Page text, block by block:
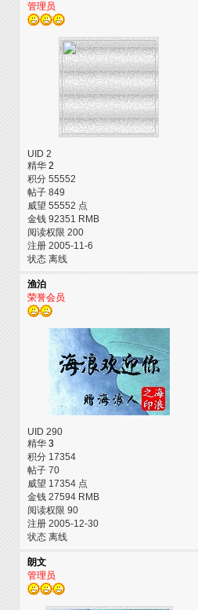
管理员
UID 2
精华 2
积分 55552
帖子 849
威望 55552 点
金钱 92351 RMB
阅读权限 200
注册 2005-11-6
状态 离线
渔泊
荣誉会员
UID 290
精华 3
积分 17354
帖子 70
威望 17354 点
金钱 27594 RMB
阅读权限 90
注册 2005-12-30
状态 离线
朗文
管理员